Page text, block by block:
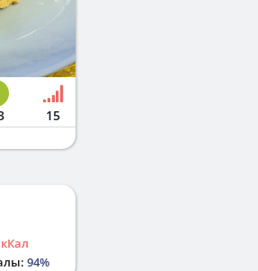
15
94%